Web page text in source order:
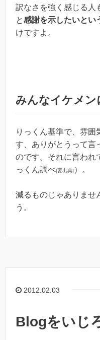
訳なさを強く感じる人
と感謝を示したいとい
けですよ。
みんなイケメン
りっくん基準で、雰
す、ありがとうって言
のです。それに言われ
っくん調べ[要出典] ）。
減るものじゃありませ
う。
2012.02.03
Blogをいじ